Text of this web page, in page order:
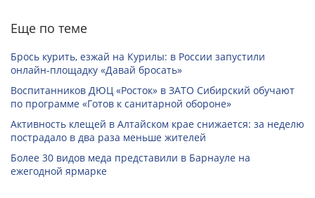
Еще по теме
Брось курить, езжай на Курилы: в России запустили
онлайн-­площадку «Давай бросать»
Воспитанников ДЮЦ «Росток» в ЗАТО Сибирский обучают
по программе «Готов к санитарной обороне»
Активность клещей в Алтайском крае снижается: за неделю
пострадало в два раза меньше жителей
Более 30 видов меда представили в Барнауле на
ежегодной ярмарке